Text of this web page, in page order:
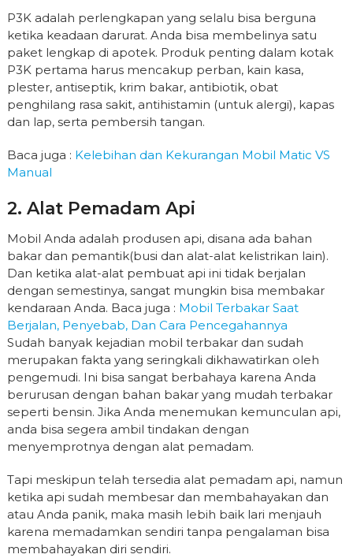
P3K adalah perlengkapan yang selalu bisa berguna
ketika keadaan darurat. Anda bisa membelinya satu
paket lengkap di apotek. Produk penting dalam kotak
P3K pertama harus mencakup perban, kain kasa,
plester, antiseptik, krim bakar, antibiotik, obat
penghilang rasa sakit, antihistamin (untuk alergi), kapas
dan lap, serta pembersih tangan.
Baca juga : Kelebihan dan Kekurangan Mobil Matic VS
Manual
2. Alat Pemadam Api
Mobil Anda adalah produsen api, disana ada bahan
bakar dan pemantik(busi dan alat-alat kelistrikan lain).
Dan ketika alat-alat pembuat api ini tidak berjalan
dengan semestinya, sangat mungkin bisa membakar
kendaraan Anda. Baca juga : Mobil Terbakar Saat
Berjalan, Penyebab, Dan Cara Pencegahannya
Sudah banyak kejadian mobil terbakar dan sudah
merupakan fakta yang seringkali dikhawatirkan oleh
pengemudi. Ini bisa sangat berbahaya karena Anda
berurusan dengan bahan bakar yang mudah terbakar
seperti bensin. Jika Anda menemukan kemunculan api,
anda bisa segera ambil tindakan dengan
menyemprotnya dengan alat pemadam.
Tapi meskipun telah tersedia alat pemadam api, namun
ketika api sudah membesar dan membahayakan dan
atau Anda panik, maka masih lebih baik lari menjauh
karena memadamkan sendiri tanpa pengalaman bisa
membahayakan diri sendiri.